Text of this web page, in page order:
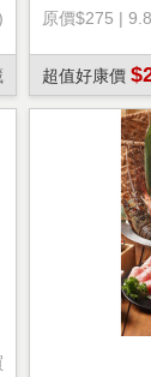
原價$275 |
超值好康價